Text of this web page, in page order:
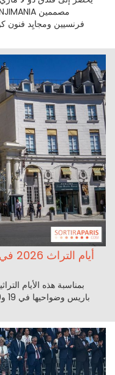
فرنسيين ومجايِد فنون
بمناسبة هذه الأيام